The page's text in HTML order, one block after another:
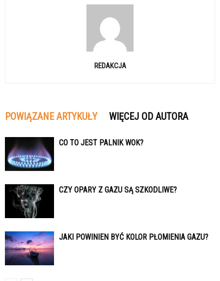
REDAKCJA
POWIĄZANE ARTYKUŁY WIĘCEJ OD AUTORA
CO TO JEST PALNIK WOK?
CZY OPARY Z GAZU SĄ SZKODLIWE?
JAKI POWINIEN BYĆ KOLOR PŁOMIENIA GAZU?